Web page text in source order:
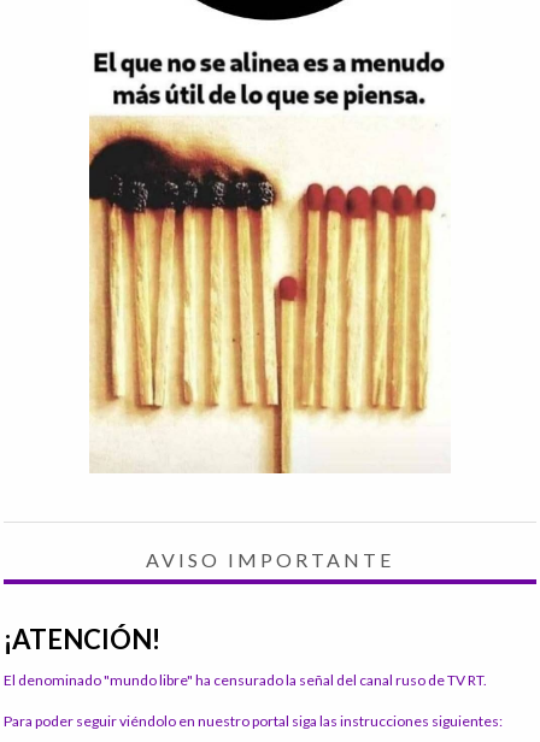
AVISO IMPORTANTE
¡ATENCIÓN!
El denominado "mundo libre" ha censurado la señal del canal ruso de TV RT.
Para poder seguir viéndolo en nuestro portal siga las instrucciones siguientes: